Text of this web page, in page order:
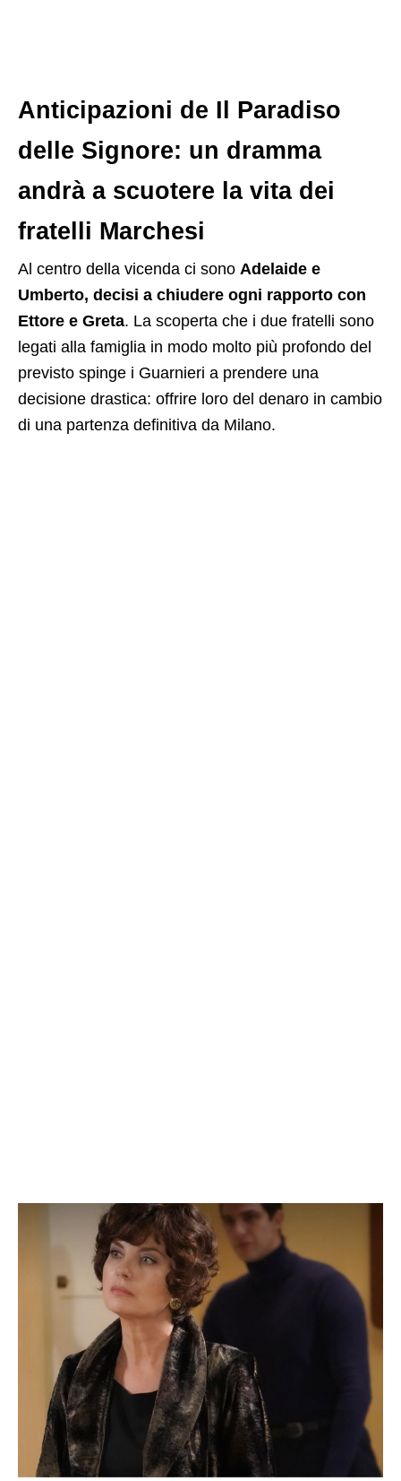
Anticipazioni de Il Paradiso
delle Signore: un dramma
andrà a scuotere la vita dei
fratelli Marchesi
Al centro della vicenda ci sono Adelaide e
Umberto, decisi a chiudere ogni rapporto con
Ettore e Greta. La scoperta che i due fratelli sono
legati alla famiglia in modo molto più profondo del
previsto spinge i Guarnieri a prendere una
decisione drastica: offrire loro del denaro in cambio
di una partenza definitiva da Milano.